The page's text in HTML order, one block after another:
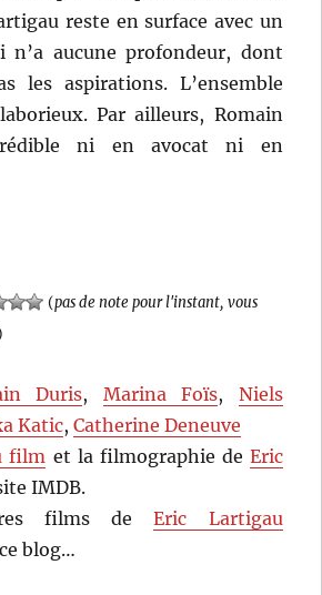
reste en surface avec un
n’a aucune profondeur, dont
les aspirations. L’ensemble
Par ailleurs, Romain
ni en avocat ni en
(pas de note pour l'instant, vous
Duris, Marina Foïs, Niels
Katic,Catherine Deneuve
film et la filmographie de Eric
IMDB.
films deEric Lartigau
blog…